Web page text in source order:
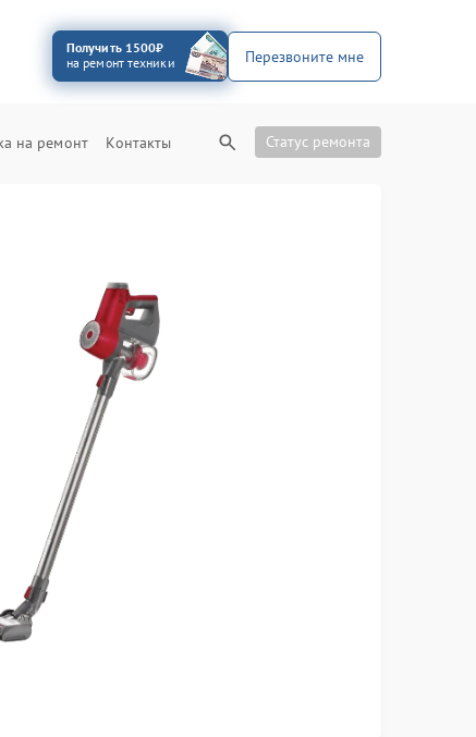
Получить 1500₽
на ремонт техники
Перезвоните мне
на ремонт Контакты Статус ремонта